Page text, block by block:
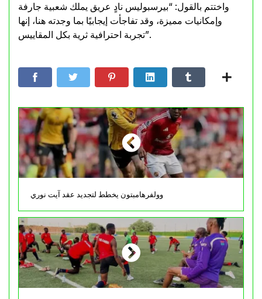
واختتم بالقول: “بيرسبوليس نادٍ عريق يملك شعبية جارفة
وإمكانيات مميزة، وقد تفاجأت إيجابيًا بما وجدته هنا، إنها
تجربة احترافية ثرية بكل المقاييس”.
وولفرهامبتون يخطط لتجديد عقد آيت نوري